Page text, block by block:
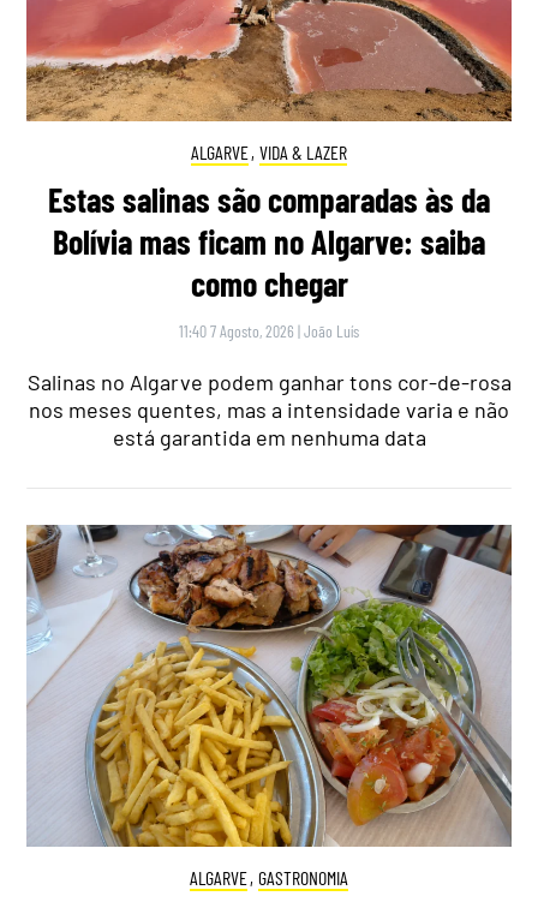
ALGARVE, VIDA & LAZER
Estas salinas são comparadas às da
Bolívia mas ficam no Algarve: saiba
como chegar
11:40 7 Agosto, 2026 |João Luís
Salinas no Algarve podem ganhar tons cor-de-rosa
nos meses quentes, mas a intensidade varia e não
está garantida em nenhuma data
ALGARVE, GASTRONOMIA